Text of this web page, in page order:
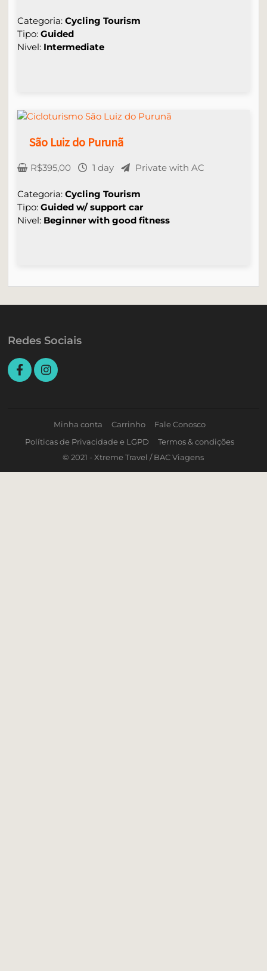
Categoria:Cycling Tourism
Tipo:Guided
Nivel: Intermediate
São Luiz do Purunã
R$395,00 1 day Private with AC
Categoria:Cycling Tourism
Tipo:Guided w/ support car
Nivel: Beginner with good fitness
Redes Sociais
© 2021 - Xtreme Travel / BAC Viagens
Minha conta Carrinho
Fale Conosco
Políticas de Privacidade e LGPD
Termos & condições